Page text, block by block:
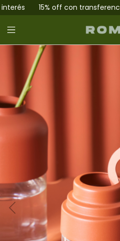
15% off con transferencia